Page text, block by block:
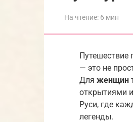
На чтение: 6 мин
Путешествие
— это не
Для женщин
открытиями
Руси, где
легенды.